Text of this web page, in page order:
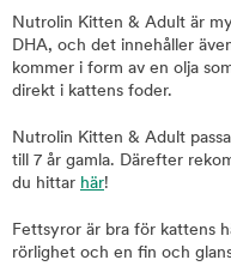
Nutrolin Kitten & Adult är
DHA, och det innehåller
kommer i form av en olja
direkt i kattens foder.
Nutrolin Kitten & Adult
till 7 år gamla. Därefter
du hittar här!
Fettsyror är bra för kattens
rörlighet och en fin och